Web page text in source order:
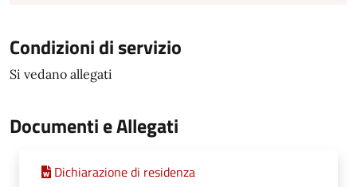
Condizioni di servizio
Si vedano allegati
Documenti e Allegati
Dichiarazione di residenza